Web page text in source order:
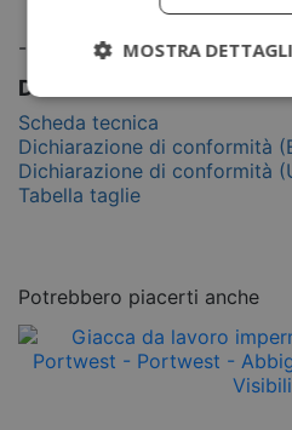
-
Documentazione
Scheda tecnica
Dichiarazione di conformità
Dichiarazione di conformità
Tabella taglie
Potrebbero piacerti anche
MOSTRA DETTAGLI